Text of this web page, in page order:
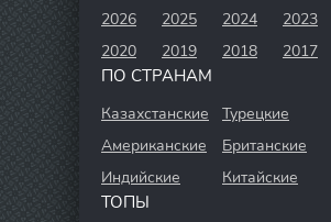
2026 2025 2024 2023
2020
2019 2018 2017
ПО СТРАНАМ
Казахстанские Турецкие
Американские
Британские
Индийские
Китайские
ТОПЫ